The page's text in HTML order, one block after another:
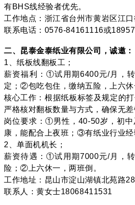
有BHS线经验者优先。
工作地点：浙江省台州市黄岩区江
联系电话：0576-84161116或
二、昆泰金泰纸业有限公司，诚邀：
1、纸板线翻板工；
薪资福利：①试用期6400元/月，
定；②包吃包住，缴纳五险，上六休
核心工作：根据纸板标签及规定的
严格核对翻板数量与方式，确保无差
岗位要求：①男性，40-50岁，初
康，能配合上夜班；③有纸业行业经
2、单面机机长；
薪资待遇：①试用期7000元/月，
险；②上六休一，两班倒。
工作地址：昆山市淀山湖镇北苑路
联系人：黄女士18068411531